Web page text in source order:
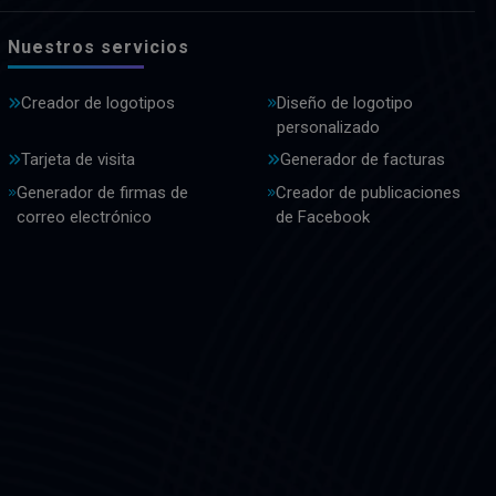
Nuestros servicios
Creador de logotipos
Diseño de logotipo
personalizado
Tarjeta de visita
Generador de facturas
Generador de firmas de
correo electrónico
Creador de publicaciones
de Facebook